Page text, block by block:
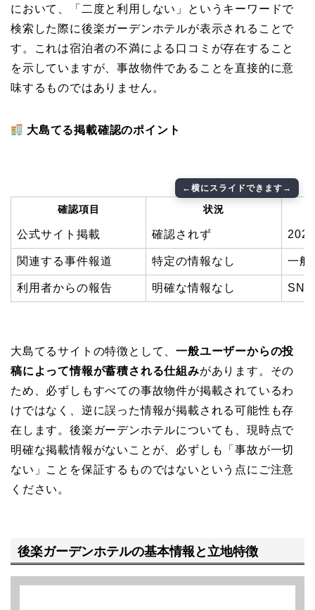
において、「二度と利用しない」というキーワードで
検索した際に後楽ガーデンホテルが表示されることで
す。これは宿泊者の不満による口コミが存在すること
を示していますが、事故物件であることを直接的に意
味するものではありません。
大島てる掲載確認のポイント
確認項目 状況
公式サイト掲載 確認されず
関連する事件報道 特定の情報なし 一般
利用者からの報告 明確な情報なし
大島てるサイトの特徴として、一般ユーザーからの投
稿によって情報が蓄積される仕組みがあります。その
ため、必ずしもすべての事故物件が掲載されているわ
けではなく、逆に誤った情報が掲載される可能性も存
在します。後楽ガーデンホテルについても、現時点で
明確な掲載情報がないことが、必ずしも「事故が一切
ない」ことを保証するものではないという点にご注意
ください。
後楽ガーデンホテルの基本情報と立地特徴